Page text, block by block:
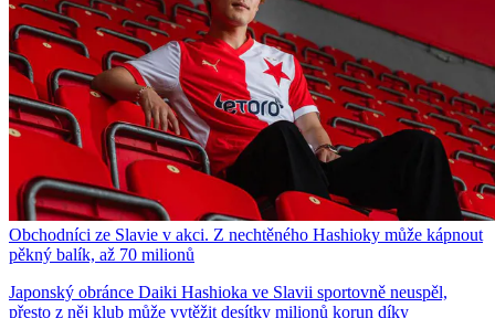
Obchodníci ze Slavie v akci. Z nechtěného Hashioky může kápnout
pěkný balík, až 70 milionů
Japonský obránce Daiki Hashioka ve Slavii sportovně neuspěl,
přesto z něj klub může vytěžit desítky milionů korun díky